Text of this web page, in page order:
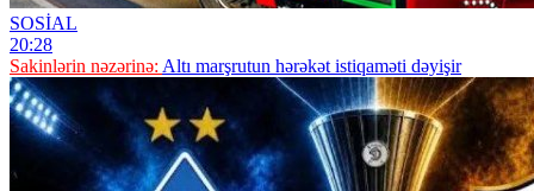
SOSİAL
20:28
Sakinlərin nəzərinə: Altı marşrutun hərəkət istiqaməti dəyişir